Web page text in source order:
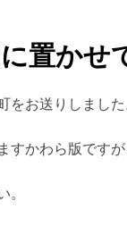
置かせ
をお送りしました
すかわら版です
。